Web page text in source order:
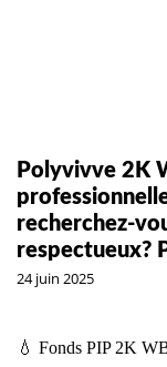
Polyvivve 2K
recherchez-
respectueux?
24 juin 2025
💧 Fonds PIP 2K